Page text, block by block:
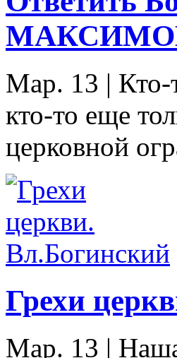
МАКСИМОВ
Мар. 13 | Кто-
кто-то еще
церковной
Грехи
Мар. 13 |